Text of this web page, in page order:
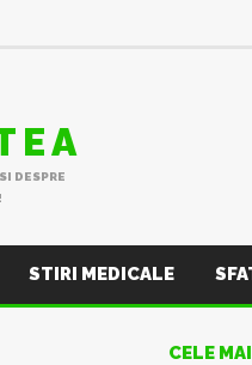
DESPRE
STIRI MEDICALE
CELE